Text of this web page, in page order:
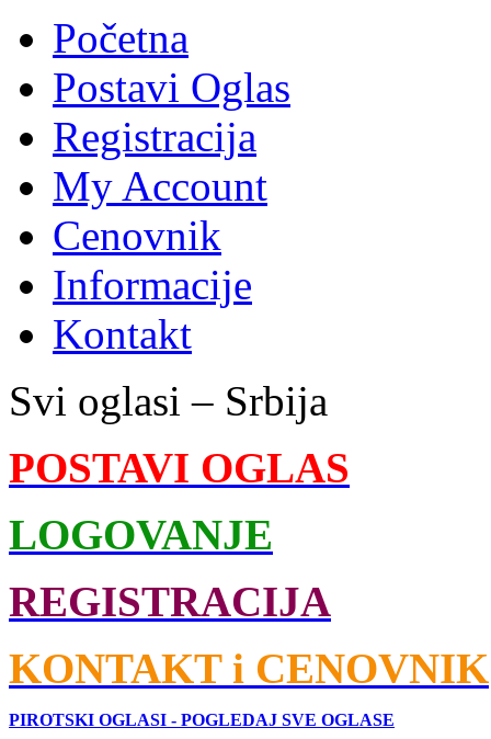
Početna
Postavi Oglas
Registracija
My Account
Cenovnik
Informacije
Kontakt
Svi oglasi – Srbija
POSTAVI OGLAS
LOGOVANJE
REGISTRACIJA
KONTAKT i CENOVNIK
PIROTSKI OGLASI - POGLEDAJ SVE OGLASE